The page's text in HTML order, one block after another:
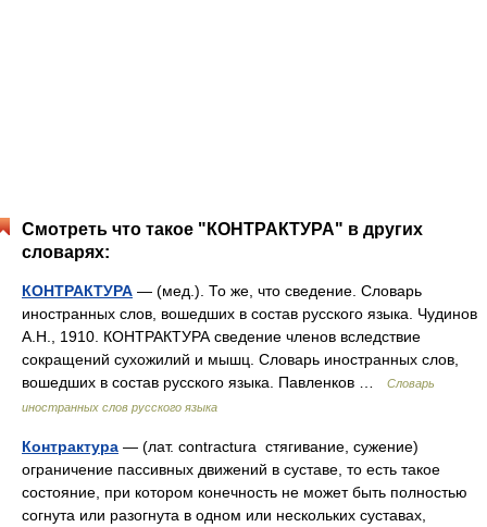
Смотреть что такое "КОНТРАКТУРА" в других
словарях:
КОНТРАКТУРА — (мед.). То же, что сведение. Словарь
иностранных слов, вошедших в состав русского языка. Чудинов
А.Н., 1910. КОНТРАКТУРА сведение членов вследствие
сокращений сухожилий и мышц. Словарь иностранных слов,
вошедших в состав русского языка. Павленков …
Словарь
иностранных слов русского языка
Контрактура — (лат. contractura стягивание, сужение)
ограничение пассивных движений в суставе, то есть такое
состояние, при котором конечность не может быть полностью
согнута или разогнута в одном или нескольких суставах,